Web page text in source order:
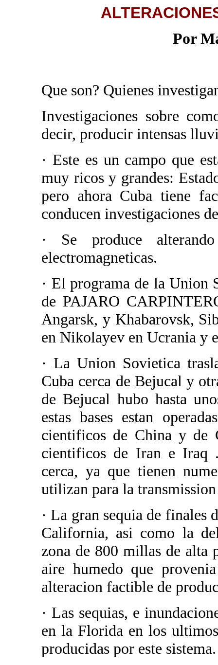
Por
Que son? Quienes
Investigaciones sobre
decir, producir intensas
· Este es un campo que
muy ricos y grandes:
pero ahora Cuba tiene
conducen investigaciones
· Se produce
electromagneticas.
· El programa de la Union
de PAJARO
Angarsk, y Khabarovsk,
en Nikolayev en Ucrania y
· La Union Sovietica
Cuba cerca de Bejucal y
de Bejucal hubo hasta
estas bases estan
cientificos de China y de
cientificos de Iran e Iraq
cerca, ya que tienen
utilizan para la
· La gran sequia de finales
California, asi como la
zona de 800 millas de alta
aire humedo que
alteracion factible de
· Las sequias, e
en la Florida en los
producidas por este sistema.